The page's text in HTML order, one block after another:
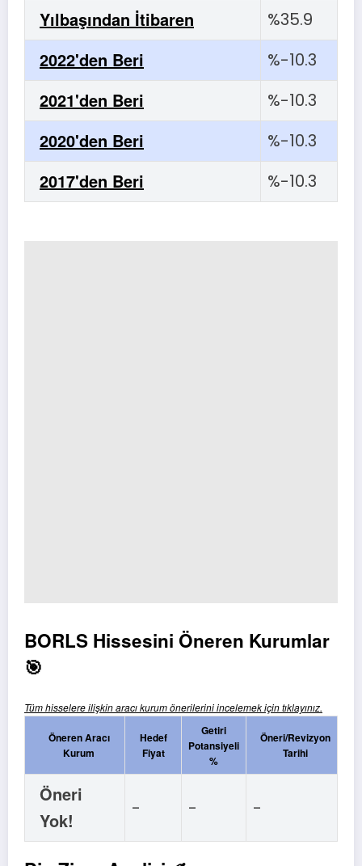
Yılbaşından İtibaren %35.9
2022'den Beri %-10.3
2021'den Beri %-10.3
2020'den Beri %-10.3
2017'den Beri %-10.3
BORLS Hissesini Öneren Kurumlar
🎯
Tüm hisselere ilişkin aracı kurum önerilerini incelemek için tıklayınız.
Öneren Aracı
Kurum
Hedef
Fiyat
Getiri
Potansiyeli
%
Öneri/Revizyon
Tarihi
Öneri
Yok!
- - -